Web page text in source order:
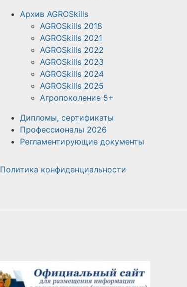
Архив AGROSkills
AGROSkills 2018
AGROSkills 2021
AGROSkills 2022
AGROSkills 2023
AGROSkills 2024
AGROSkills 2025
Агропоколение 5+
Дипломы, сертификаты
Профессионалы 2026
Регламентирующие документы
Политика конфиденциальности